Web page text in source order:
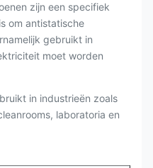
zijn een specifiek
om antistatische
gebruikt in
moet worden
in industrieën zoals
laboratoria en